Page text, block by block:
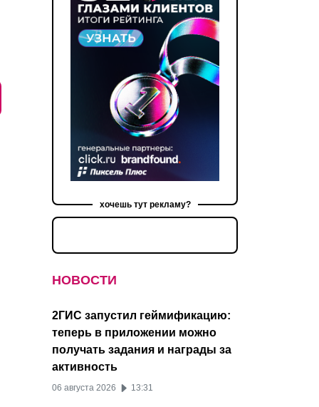
хочешь тут рекламу?
НОВОСТИ
2ГИС запустил геймификацию:
теперь в приложении можно
получать задания и награды за
активность
06 августа 2026 13:31